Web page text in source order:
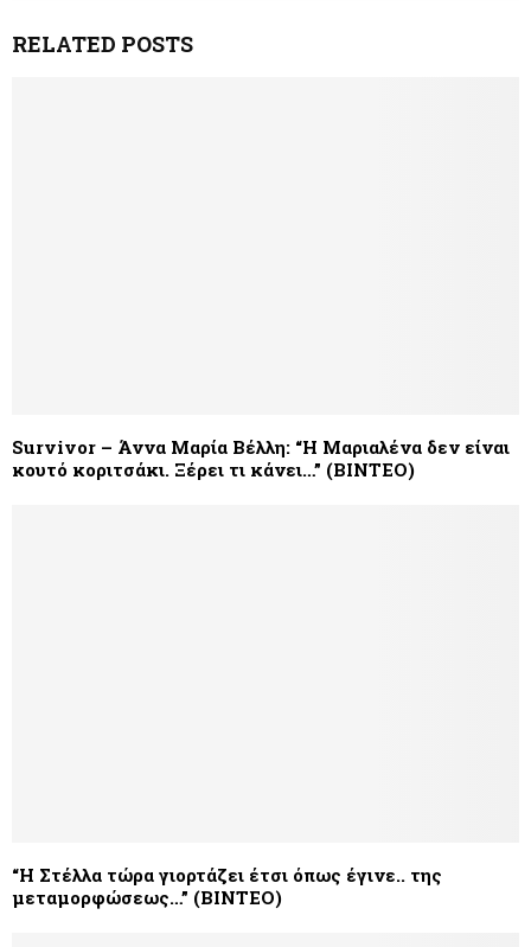
RELATED POSTS
Survivor – Άννα Μαρία Βέλλη: “Η Μαριαλένα δεν είναι
κουτό κοριτσάκι. Ξέρει τι κάνει…” (ΒΙΝΤΕΟ)
“Η Στέλλα τώρα γιορτάζει έτσι όπως έγινε.. της
μεταμορφώσεως…” (BINTEO)